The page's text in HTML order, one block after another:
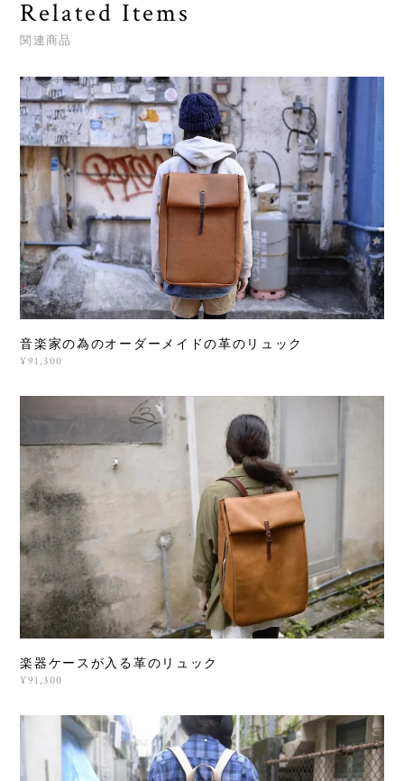
Related Items
関連商品
音楽家の為のオーダーメイドの革のリュック
¥91,300
楽器ケースが入る革のリュック
¥91,300